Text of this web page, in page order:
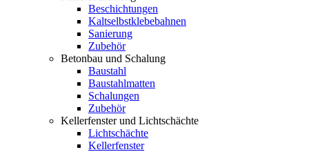
Beschichtungen
Kaltselbstklebebahnen
Sanierung
Zubehör
Betonbau und Schalung
Baustahl
Baustahlmatten
Schalungen
Zubehör
Kellerfenster und Lichtschächte
Lichtschächte
Kellerfenster